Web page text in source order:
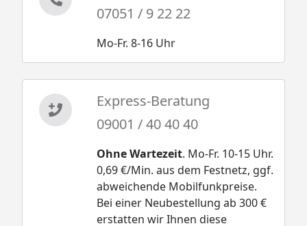
07051 / 9 22 22
Mo-Fr. 8-16 Uhr
Express-Beratung
09001 / 40 40 40
Ohne Wartezeit. Mo-Fr. 10-15 Uhr.
0,69 €/Min. aus dem Festnetz, ggf.
abweichende Mobilfunkpreise.
Bei einer Neubestellung ab 300 €
erstatten wir Ihnen diese